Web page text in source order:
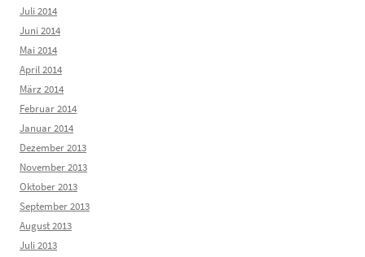
Juli 2014
Juni 2014
Mai 2014
April 2014
März 2014
Februar 2014
Januar 2014
Dezember 2013
November 2013
Oktober 2013
September 2013
August 2013
Juli 2013